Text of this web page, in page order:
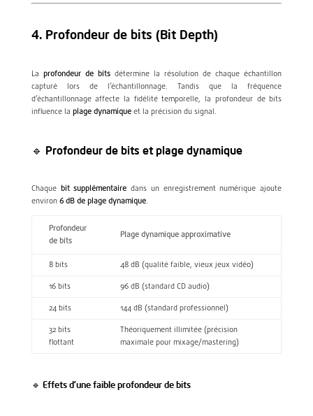
4. Profondeur de bits (Bit Depth)
La profondeur de bitsdétermine la résolution de chaque échantillon
capturé lors de l’échantillonnage. Tandis que la fréquence
d’échantillonnage affecte la fidélité temporelle, la profondeur de bits
influence la plage dynamiqueet la précision du signal.
🔹 Profondeur de bits et plage dynamique
Chaque bit supplémentaire dans un enregistrement numérique ajoute
environ6 dB de plage dynamique.
Profondeur
de bits
Plage dynamique approximative
8 bits
48 dB (qualité faible, vieux jeux vidéo)
16 bits
96 dB (standard CD audio)
24 bits
144 dB (standard professionnel)
32 bits
flottant
Théoriquement illimitée (précision
maximale pour mixage/mastering)
🔹 Effets d’une faible profondeur de bits